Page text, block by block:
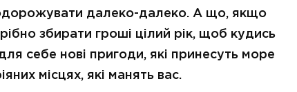
далеко-далеко. А що, якщо
збирати гроші цілий рік, щоб кудись
себе нові пригоди, які принесуть море
місцях, які манять вас.